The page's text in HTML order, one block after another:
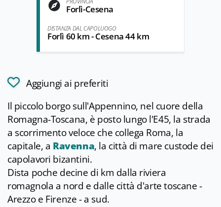
Forlì-Cesena
DISTANZA DAL CAPOLUOGO
Forlì 60 km - Cesena 44 km
Aggiungi ai preferiti
Il piccolo borgo sull'Appennino, nel cuore della
Romagna-Toscana, è posto lungo l'E45, la strada
a scorrimento veloce che collega Roma, la
capitale, a Ravenna, la città di mare custode dei
capolavori bizantini.
Dista poche decine di km dalla riviera
romagnola a nord e dalle città d'arte toscane -
Arezzo e Firenze - a sud.